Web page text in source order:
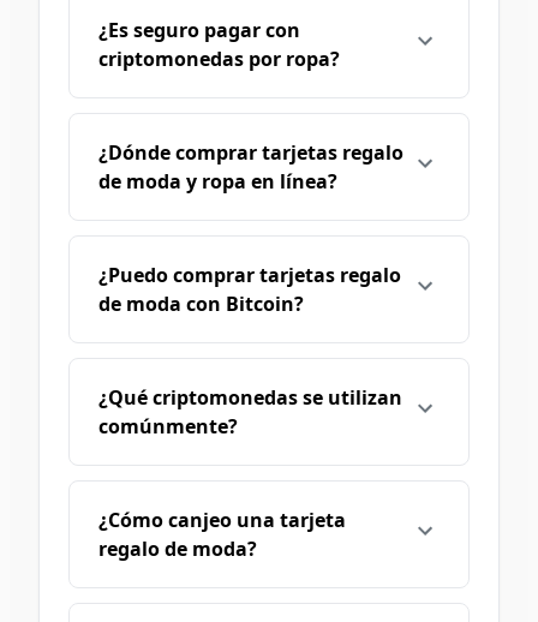
¿Es seguro pagar con
criptomonedas por ropa?
¿Dónde comprar tarjetas regalo
de moda y ropa en línea?
¿Puedo comprar tarjetas regalo
de moda con Bitcoin?
¿Qué criptomonedas se utilizan
comúnmente?
¿Cómo canjeo una tarjeta
regalo de moda?